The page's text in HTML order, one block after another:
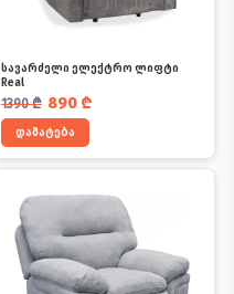
1390₾
საწყისი ფასი იყო: 1390 ₾.
890 ₾
მიმდინარე ფასია: 890 ₾.
სავარძელი ელექტრო ლიფტი
Real
დამატება